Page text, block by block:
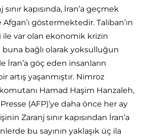
sınır kapısında, İran’a geçmek
göstermektedir. Taliban’ın
var olan ekonomik krizin
bağlı olarak yoksulluğun
İran’a göç eden insanların
artış yaşanmıştır. Nimroz
Hamad Haşim Hanzaleh,
(AFP)’ye daha önce her ay
Zaranj sınır kapısından İran’a
bu sayının yaklaşık üç ila